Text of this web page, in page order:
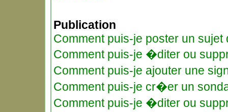
Publication
Comment puis-je poster un sujet
Comment puis-je �diter ou
Comment puis-je ajouter une
Comment puis-je cr�er un
Comment puis-je �diter ou